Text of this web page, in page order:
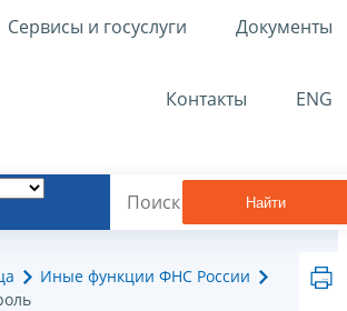
Сервисы и госуслуги Документы
Контакты ENG
Найти
Иные функции ФНС России